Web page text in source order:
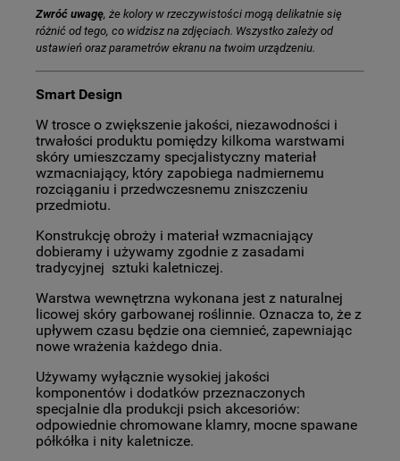
Zwróć uwagę, że kolory w rzeczywistości mogą delikatnie się
różnić od tego, co widzisz na zdjęciach. Wszystko zależy od
ustawień oraz parametrów ekranu na twoim urządzeniu.
Smart Design
W trosce o zwiększenie jakości, niezawodności i
trwałości produktu pomiędzy kilkoma warstwami
skóry umieszczamy specjalistyczny materiał
wzmacniający, który zapobiega nadmiernemu
rozciąganiu i przedwczesnemu zniszczeniu
przedmiotu.
Konstrukcję obroży i materiał wzmacniający
dobieramy i używamy zgodnie z zasadami
tradycyjnej sztuki kaletniczej.
Warstwa wewnętrzna wykonana jest z naturalnej
licowej skóry garbowanej roślinnie. Oznacza to, że z
upływem czasu będzie ona ciemnieć, zapewniając
nowe wrażenia każdego dnia.
Używamy wyłącznie wysokiej jakości
komponentów i dodatków przeznaczonych
specjalnie dla produkcji psich akcesoriów:
odpowiednie chromowane klamry, mocne spawane
półkółka i nity kaletnicze.